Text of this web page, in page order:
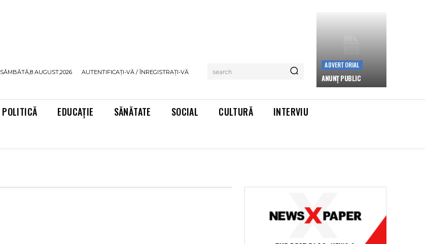
SÂMBĂTĂ,8 AUGUST,2026 AUTENTIFICAȚI-VĂ / ÎNREGISTRAȚI-VĂ search
ADVERTORIAL
ANUNȚ PUBLIC
POLITICĂ EDUCAȚIE SĂNĂTATE SOCIAL CULTURĂ
INTERVIU